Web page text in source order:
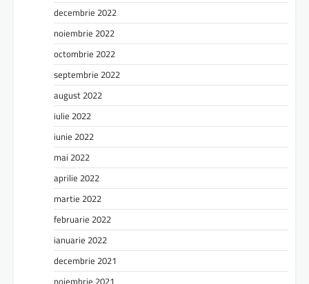
decembrie 2022
noiembrie 2022
octombrie 2022
septembrie 2022
august 2022
iulie 2022
iunie 2022
mai 2022
aprilie 2022
martie 2022
februarie 2022
ianuarie 2022
decembrie 2021